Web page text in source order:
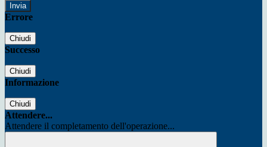
Errore
Chiudi
Successo
Chiudi
Informazione
Chiudi
Attendere...
Attendere il completamento dell'operazione...